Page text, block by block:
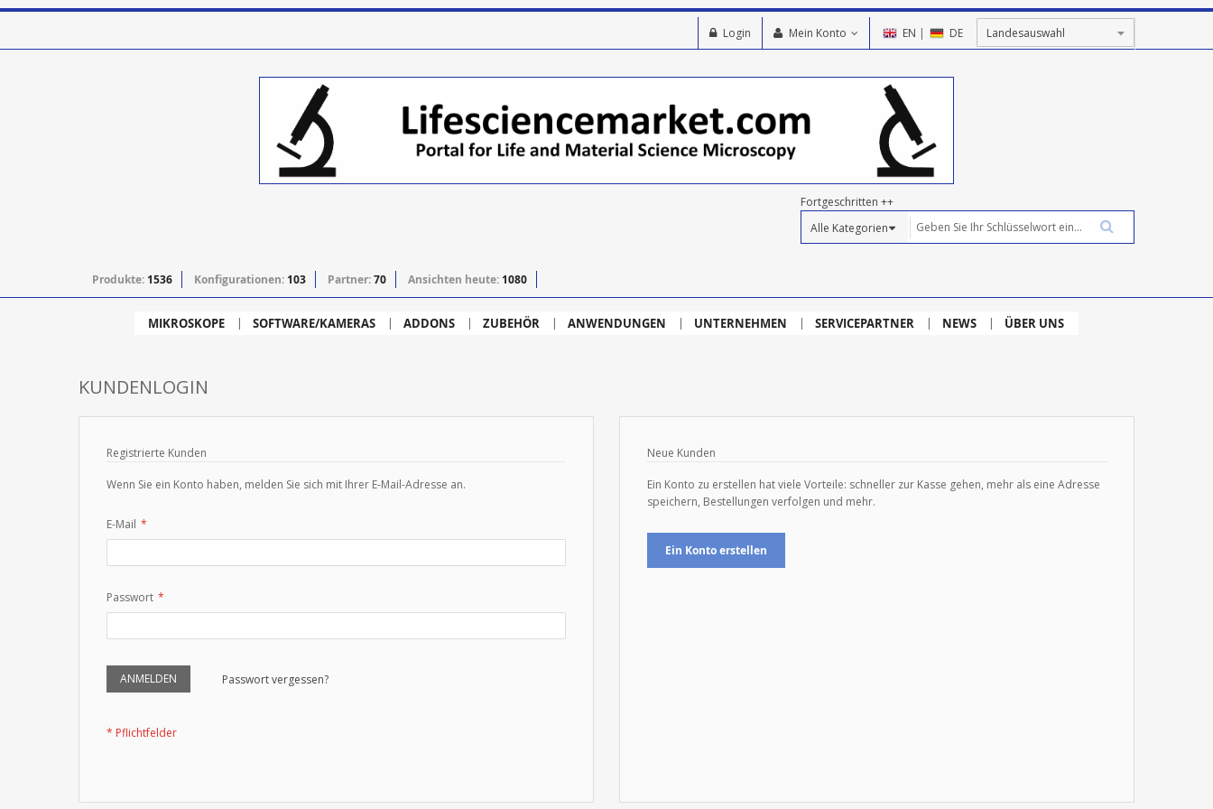
EN | DE
Mein Konto
Login
Fortgeschritten ++
Produkte: 1536 Konfigurationen: 103 Partner:70 Ansichten heute: 1080
MIKROSKOPE SOFTWARE/KAMERAS ADDONS ZUBEHÖR ANWENDUNGEN UNTERNEHMEN SERVICEPARTNER NEWS ÜBER UNS
KUNDENLOGIN
Registrierte Kunden
Wenn Sie ein Konto haben, melden Sie sich mit Ihrer E-Mail-Adresse an.
E-Mail
Passwort
ANMELDEN Passwort vergessen?
Neue Kunden
Ein Konto zu erstellen hat viele Vorteile: schneller zur Kasse gehen, mehr als eine Adresse
speichern, Bestellungen verfolgen und mehr.
Ein Konto erstellen